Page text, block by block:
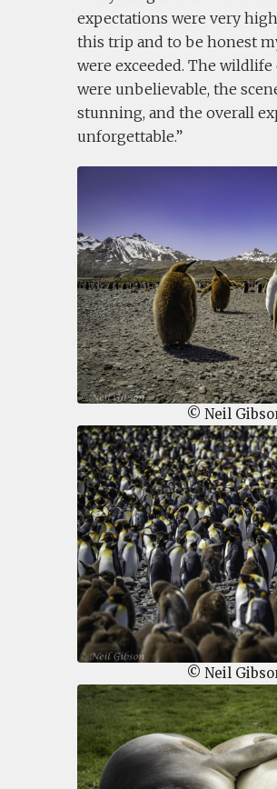
expectations were very
this trip and to be honest
were exceeded. The
were unbelievable, the
stunning, and the overall
unforgettable.
© Neil
© Neil